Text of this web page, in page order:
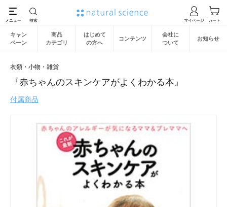
キャン
ペーン
商品
カテゴリ
はじめて
の方へ
コンテンツ
会社に
ついて
お知らせ
衣類・小物・雑貨
『赤ちゃんのスキンケアがよくわかる本』
付属商品